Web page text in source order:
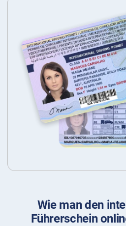
Wie man den
Führerschein